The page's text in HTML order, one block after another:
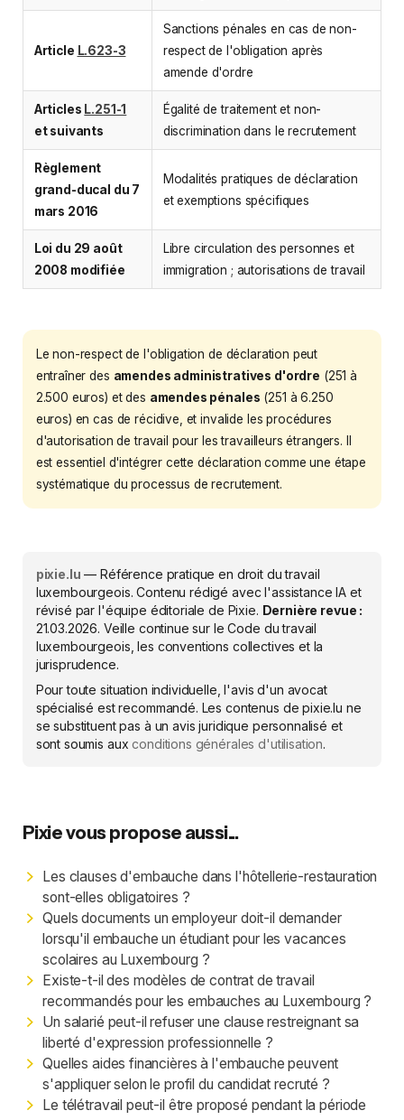
Article L.623-3
Sanctions pénales en cas de non-
respect de l'obligation après
amende d'ordre
Articles L.251-1
et suivants
Égalité de traitement et non-
discrimination dans le recrutement
Règlement
grand-ducal du 7
mars 2016
Modalités pratiques de déclaration
et exemptions spécifiques
Loi du 29 août
2008 modifiée
Libre circulation des personnes et
immigration ; autorisations de travail
Le non-respect de l'obligation de déclaration peut
entraîner des amendes administratives d'ordre (251 à
2.500 euros) et des amendes pénales (251 à 6.250
euros) en cas de récidive, et invalide les procédures
d'autorisation de travail pour les travailleurs étrangers. Il
est essentiel d'intégrer cette déclaration comme une étape
systématique du processus de recrutement.
pixie.lu — Référence pratique en droit du travail
luxembourgeois. Contenu rédigé avec l'assistance IA et
révisé par l'équipe éditoriale de Pixie. Dernière revue :
21.03.2026. Veille continue sur le Code du travail
luxembourgeois, les conventions collectives et la
jurisprudence.
Pour toute situation individuelle, l'avis d'un avocat
spécialisé est recommandé. Les contenus de pixie.lu ne
se substituent pas à un avis juridique personnalisé et
sont soumis auxconditions générales d'utilisation.
Pixie vous propose aussi...
Les clauses d'embauche dans l'hôtellerie-restauration
sont-elles obligatoires ?
Quels documents un employeur doit-il demander
lorsqu'il embauche un étudiant pour les vacances
scolaires au Luxembourg ?
Existe-t-il des modèles de contrat de travail
recommandés pour les embauches au Luxembourg ?
Un salarié peut-il refuser une clause restreignant sa
liberté d'expression professionnelle ?
Quelles aides financières à l'embauche peuvent
s'appliquer selon le profil du candidat recruté ?
Le télétravail peut-il être proposé pendant la période